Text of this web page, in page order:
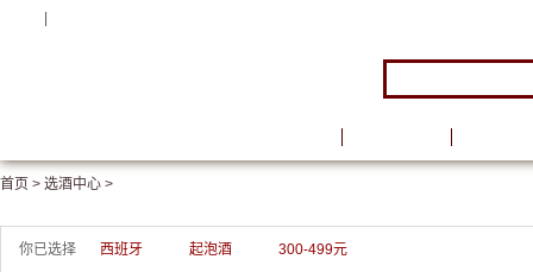
首页 > 选酒中心 >
你已选择 西班牙 起泡酒 300-499元